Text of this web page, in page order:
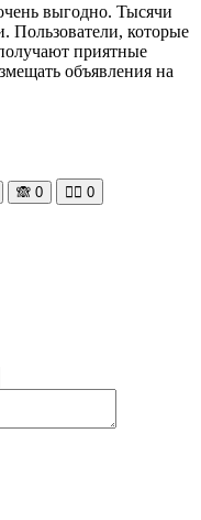
выгодно. Тысячи
Пользователи, которые
приятные
объявления на
🙈 0 🧘‍♀️ 0